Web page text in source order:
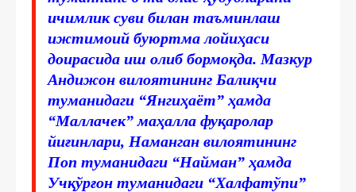
ичимлик суви билан таъминлаш
ижтимоий буюртма лойиҳаси
доирасида иш олиб бормоқда. Мазкур
Андижон вилоятининг Балиқчи
туманидаги “Янгиҳаёт” ҳамда
“Маллачек” маҳалла фуқаролар
йиғинлари, Наманган вилоятининг
Поп туманидаги “Найман” ҳамда
Учқўрғон туманидаги “Халфатўпи”